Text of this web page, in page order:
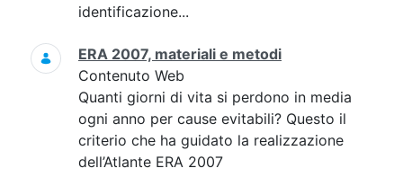
identificazione...
ERA 2007, materiali e metodi
Contenuto Web
Quanti giorni di vita si perdono in media
ogni anno per cause evitabili? Questo il
criterio che ha guidato la realizzazione
dell’Atlante ERA 2007